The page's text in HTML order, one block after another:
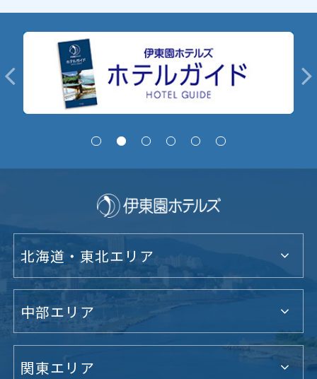
北海道・東北エリア
中部エリア
関東エリア